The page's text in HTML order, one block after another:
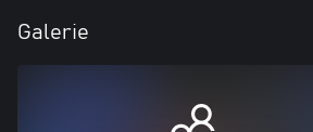
Galerie